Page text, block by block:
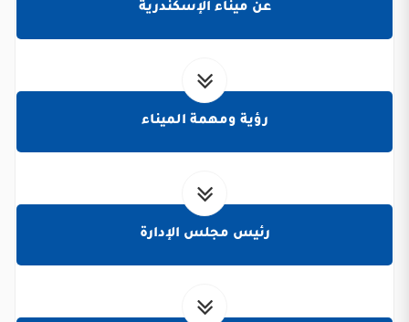
عن ميناء الإسكندرية
رؤية ومهمة الميناء
رئيس مجلس الإدارة